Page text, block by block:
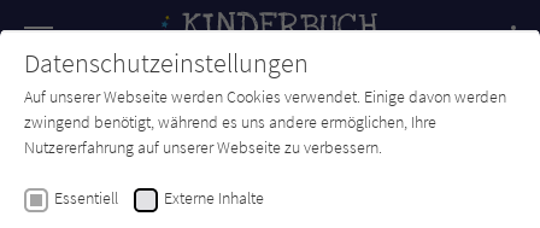
SUCHE Forum Charts Newsletter
Leslie Connor
Datenschutzeinstellungen
Auf unserer Webseite werden Cookies verwendet. Einige davon werden
zwingend benötigt, während es uns andere ermöglichen, Ihre
Nutzererfahrung auf unserer Webseite zu verbessern.
Essentiell Externe Inhalte